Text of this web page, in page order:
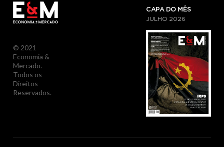
© 2021
Economia &
Mercado.
Todos os
Direitos
Reservados.
CAPA DO MÊS
JULHO 2026